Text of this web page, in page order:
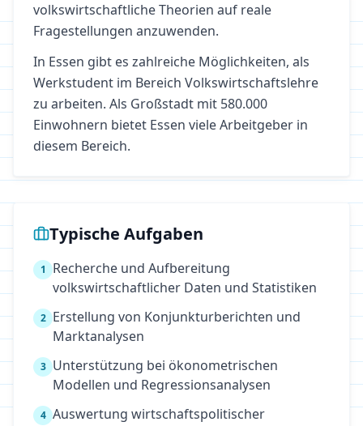
volkswirtschaftliche Theorien auf reale
Fragestellungen anzuwenden.
In Essen gibt es zahlreiche Möglichkeiten, als
Werkstudent im Bereich Volkswirtschaftslehre
zu arbeiten. Als Großstadt mit 580.000
Einwohnern bietet Essen viele Arbeitgeber in
diesem Bereich.
Typische Aufgaben
1
Recherche und Aufbereitung
volkswirtschaftlicher Daten und Statistiken
2 Erstellung von Konjunkturberichten und
Marktanalysen
3 Unterstützung bei ökonometrischen
Modellen und Regressionsanalysen
4 Auswertung wirtschaftspolitischer